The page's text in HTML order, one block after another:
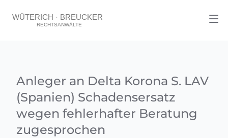
Anleger an Delta Korona S. LAV
(Spanien) Schadensersatz
wegen fehlerhafter Beratung
zugesprochen